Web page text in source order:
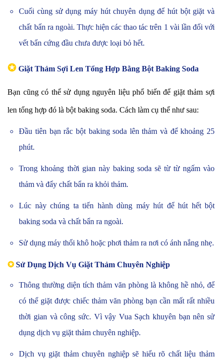
Cuối cùng sử dụng máy hút chuyên dụng để hút bột giặt và
chất bẩn ra ngoài. Thực hiện các thao tác trên 1 vài lần đối với
vết bẩn cứng đầu chưa được loại bỏ hết.
✪ Giặt Thảm Sợi Len Tổng Hợp Bằng Bột Baking Soda
Bạn cũng có thể sử dụng nguyên liệu phổ biến để giặt thảm sợi
len tổng hợp đó là bột baking soda. Cách làm cụ thể như sau:
Đầu tiên bạn rắc bột baking soda lên thảm và để khoảng 25
phút.
Trong khoảng thời gian này baking soda sẽ từ từ ngấm vào
thảm và đẩy chất bẩn ra khỏi thảm.
Lúc này chúng ta tiến hành dùng máy hút để hút hết bột
baking soda và chất bẩn ra ngoài.
Sử dụng máy thổi khô hoặc phơi thảm ra nơi có ánh nắng nhẹ.
✪Sử Dụng Dịch Vụ Giặt Thảm Chuyên Nghiệp
Thông thường diện tích thảm văn phòng là không hề nhỏ, để
có thể giặt được chiếc thảm văn phòng bạn cần mất rất nhiều
thời gian và công sức. Vì vậy Vua Sạch khuyên bạn nên sử
dụng dịch vụ giặt thảm chuyên nghiệp.
Dịch vụ giặt thảm chuyên nghiệp sẽ hiểu rõ chất liệu thảm